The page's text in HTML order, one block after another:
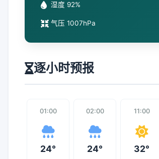
湿度 92%
气压 1007hPa
逐小时预报
01:00
24°
02:00
24°
11:00
32°